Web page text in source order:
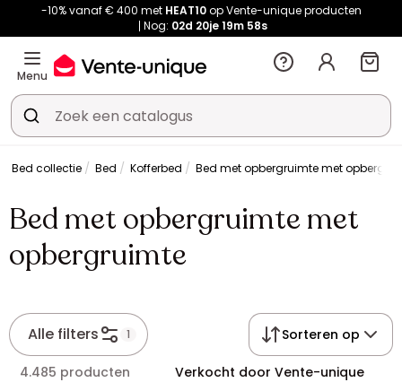
-10% vanaf € 400 met HEAT10op Vente-unique producten
Nog: 02d 20je 19m 58s
Menu
Bed collectie Bed Kofferbed Bed met opbergruimte met
Bed met opbergruimte met
opbergruimte
Alle filters 1 Sorteren op
4.485 producten Verkocht door Vente-unique